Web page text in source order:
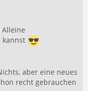
Alleine
kannst
aber eine neues
recht gebrauchen